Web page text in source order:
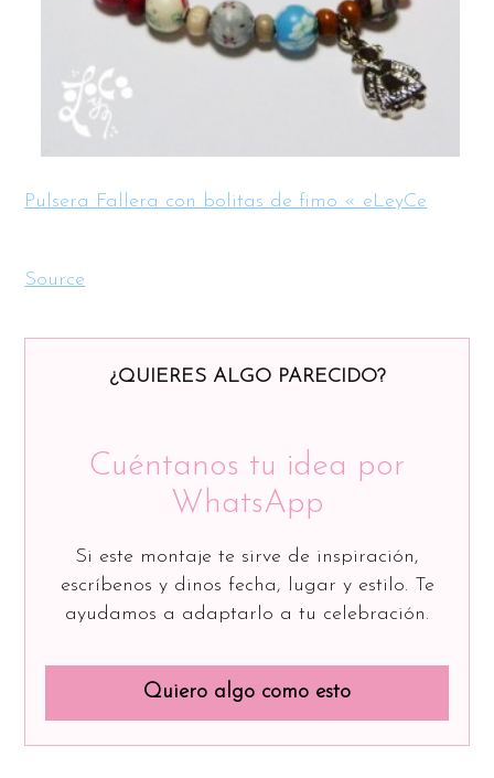
Pulsera Fallera con bolitas de fimo « eLeyCe
Source
¿QUIERES ALGO PARECIDO?
Cuéntanos tu idea por
WhatsApp
Si este montaje te sirve de inspiración,
escríbenos y dinos fecha, lugar y estilo. Te
ayudamos a adaptarlo a tu celebración.
Quiero algo como esto